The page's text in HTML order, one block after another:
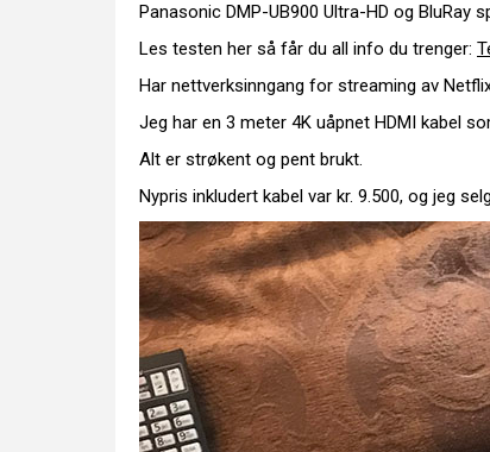
Panasonic DMP-UB900 Ultra-HD og BluRay
Les testen her så får du all info du trenger:
Har nettverksinngang for streaming av
Jeg har en 3 meter 4K uåpnet HDMI kabel
Alt er strøkent og pent brukt.
Nypris inkludert kabel var kr. 9.500, og jeg